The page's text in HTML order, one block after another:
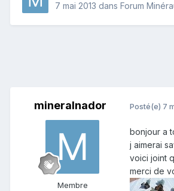
7 mai 2013 dans Forum
mineralnador
Membre
Posté(e) 7
bonjour a
j aimerai
voici joint
merci de